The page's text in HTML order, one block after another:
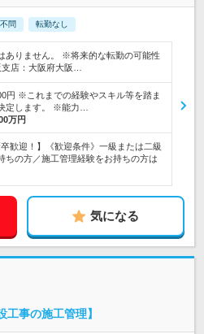
問 転勤なし
ありません。 ※将来的な転勤の可能性
店：大阪府大阪…
円 ※これまでの経験やスキル等を踏ま
定します。 ※能力…
万円
卒歓迎！】《歓迎条件》一級または二級
ちの方／施工管理経験をお持ちの方は
気になる
事の施工管理】